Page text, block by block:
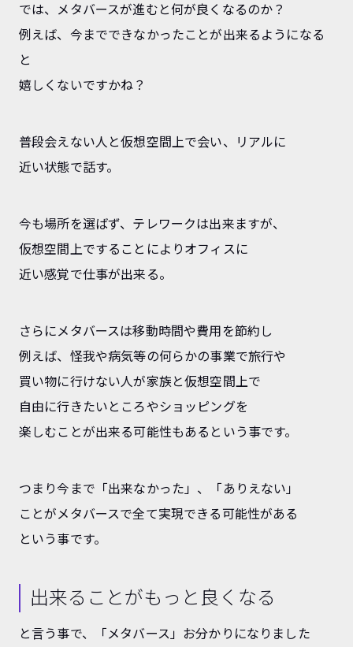
では、メタバースが進むと何が良くなるのか？
例えば、今までできなかったことが出来るようになる
と
嬉しくないですかね？
普段会えない人と仮想空間上で会い、リアルに
近い状態で話す。
今も場所を選ばず、テレワークは出来ますが、
仮想空間上ですることによりオフィスに
近い感覚で仕事が出来る。
さらにメタバースは移動時間や費用を節約し
例えば、怪我や病気等の何らかの事業で旅行や
買い物に行けない人が家族と仮想空間上で
自由に行きたいところやショッピングを
楽しむことが出来る可能性もあるという事です。
つまり今まで「出来なかった」、「ありえない」
ことがメタバースで全て実現できる可能性がある
という事です。
出来ることがもっと良くなる
と言う事で、「メタバース」お分かりになりました